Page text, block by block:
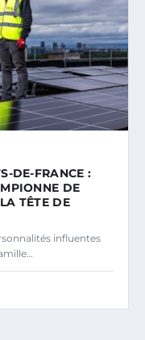
DE-FRANCE :
DE
TÊTE DE
influentes